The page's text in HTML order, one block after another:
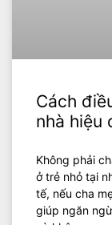
Cách
nhà hiệu
Không phải
ở trẻ nhỏ tại
tế, nếu cha
giúp ngăn